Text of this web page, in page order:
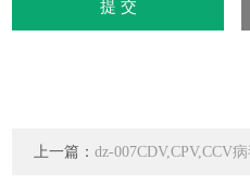
上一篇：dz-007CDV,CPV,CCV